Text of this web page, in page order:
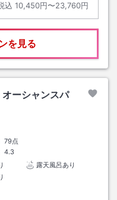
込 10,450円〜23,760円
を見る
ーシャンスパ
79点
4.3
露天風呂あり